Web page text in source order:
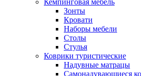
Кемпинговая мебель
Зонты
Кровати
Наборы мебели
Столы
Стулья
Коврики туристические
Надувные матрацы
Самонадувающиеся